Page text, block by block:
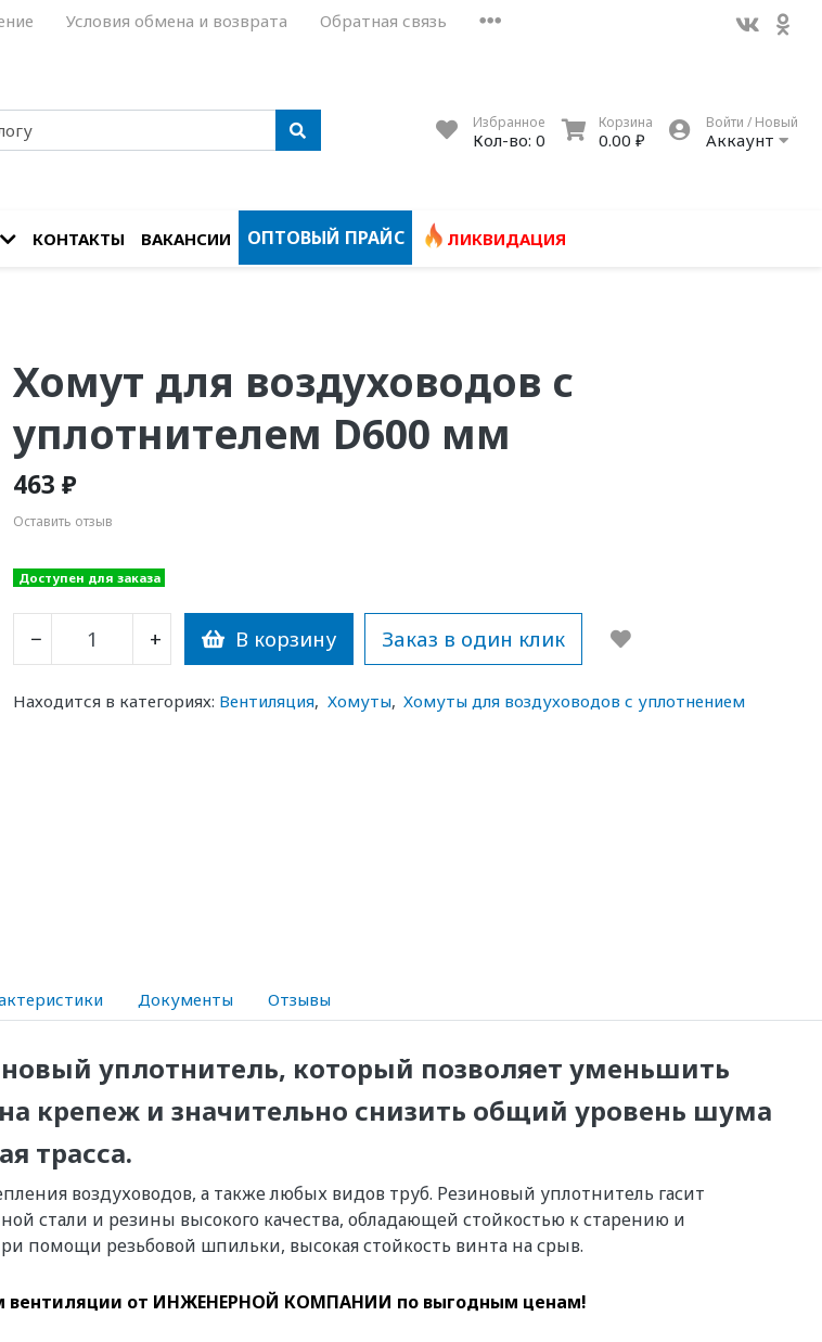
Условия обмена и возврата Обратная связь
Избранное
Кол-во: 0
Корзина
0.00 ₽
Войти / Новый
Аккаунт
КОНТАКТЫ ВАКАНСИИ ОПТОВЫЙ ПРАЙС ЛИКВИДАЦИЯ
Хомут для воздуховодов с
уплотнителем D600 мм
463 ₽
Оставить отзыв
Доступен для заказа
− + В корзину Заказ в один клик
Находится в категориях: Вентиляция, Хомуты, Хомуты для воздуховодов с уплотнением
Документы Отзывы
уплотнитель, который позволяет уменьшить
крепеж и значительно снизить общий уровень шума
трасса.
воздуховодов, а также любых видов труб. Резиновый уплотнитель гасит
стали и резины высокого качества, обладающей стойкостью к старению и
помощи резьбовой шпильки, высокая стойкость винта на срыв.
вентиляции от ИНЖЕНЕРНОЙ КОМПАНИИ по выгодным ценам!